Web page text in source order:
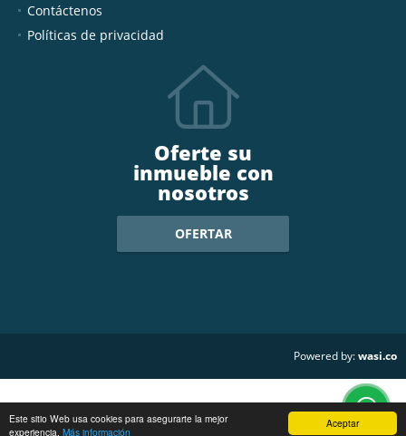
Aceptar
Este sitio Web usa cookies para asegurarte la mejor
experiencia. Más información
Contáctenos
Políticas de privacidad
Oferte su
inmueble con
nosotros
OFERTAR
Powered by:wasi.co